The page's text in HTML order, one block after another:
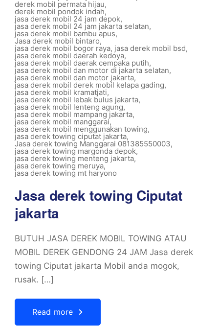
derek mobil permata hijau,
derek mobil pondok indah,
jasa derek mobil 24 jam depok,
jasa derek mobil 24 jam jakarta selatan,
jasa derek mobil bambu apus,
Jasa derek mobil bintaro,
jasa derek mobil bogor raya, jasa derek mobil bsd,
jasa derek mobil daerah kedoya,
jasa derek mobil daerak cempaka putih,
jasa derek mobil dan motor di jakarta selatan,
jasa derek mobil dan motor jakarta,
jasa derek mobil derek mobil kelapa gading,
jasa derek mobil kramatjati,
jasa derek mobil lebak bulus jakarta,
jasa derek mobil lenteng agung,
jasa derek mobil mampang jakarta,
jasa derek mobil manggarai,
jasa derek mobil menggunakan towing,
jasa derek towing ciputat jakarta,
Jasa derek towing Manggarai 081385550003,
jasa derek towing margonda depok,
jasa derek towing menteng jakarta,
jasa derek towing meruya,
jasa derek towing mt haryono
Jasa derek towing Ciputat
jakarta
BUTUH JASA DEREK MOBIL TOWING ATAU
MOBIL DEREK GENDONG 24 JAM Jasa derek
towing Ciputat jakarta Mobil anda mogok,
rusak. […]
Read more